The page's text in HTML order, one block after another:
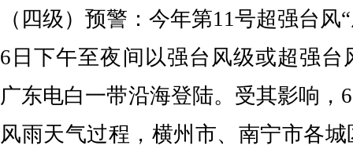
（四级）预警：今年第11号超强台风
6日下午至夜间以强台风级或超强台
广东电白一带沿海登陆。受其影响，
风雨天气过程，横州市、南宁市各